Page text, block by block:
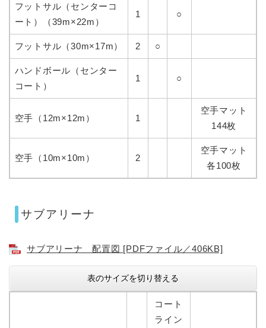
フットサル（センターコ
ート）（39m×22m）
1 ○
フットサル（30m×17m） 2 ○
ハンドボール（センター
コート）
1 ○
空手（12m×12m） 1
空手マット
144枚
空手（10m×10m） 2
空手マット
各100枚
サブアリーナ
サブアリーナ 配置図 [PDFファイル／406KB]
表のサイズを切り替える
コート
ライン